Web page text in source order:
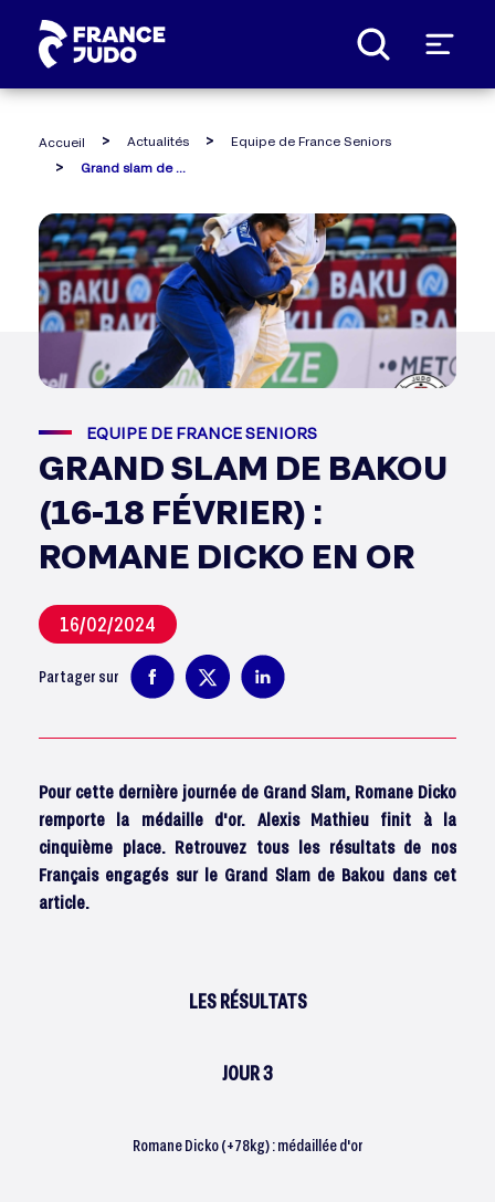
Accueil Actualités
Equipe de France Seniors
EQUIPE DE FRANCE SENIORS
GRAND SLAM DE BAKOU
(16-18 FÉVRIER) :
ROMANE DICKO EN OR
16/02/2024
Partager sur
Pour cette dernière journée de Grand Slam, Romane Dicko
remporte la médaille d'or. Alexis Mathieu finit à la
cinquième place. Retrouvez tous les résultats de nos
Français engagés sur le Grand Slam de Bakou dans cet
article.
LES RÉSULTATS
JOUR 3
Romane Dicko (+78kg) : médaillée d'or